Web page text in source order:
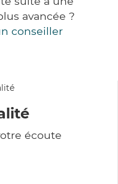
avancée ?
conseiller
écoute